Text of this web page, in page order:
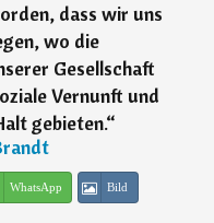
dass wir uns
wo die
Gesellschaft
Vernunft und
gebieten.“
WhatsApp Bild